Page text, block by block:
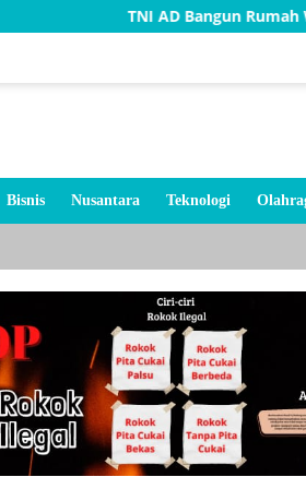
TNI AD Bangun Rumah Warga
Bisnis Nusantara Teknologi